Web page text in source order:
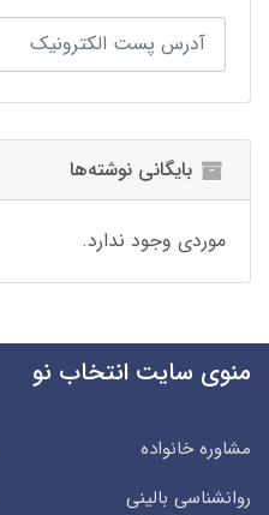
بایگانی نوشته‌ها
موردی وجود ندارد.
منوی سایت انتخاب نو
مشاوره خانواده
روانشناسی بالینی